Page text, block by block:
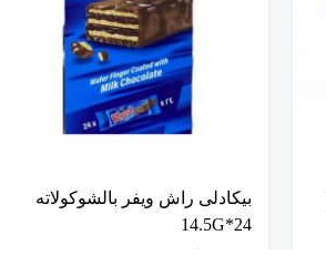
بيكادلى راش ويفر بالشوكولاته
24*14.5G